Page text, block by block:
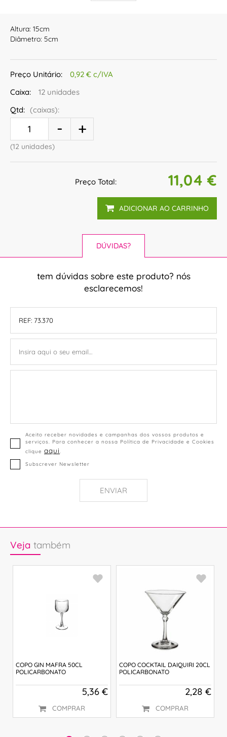
Altura: 15cm
Diâmetro: 5cm
Preço Unitário:
0,92 € c/IVA
Caixa:
12 unidades
Qtd: (caixas):
(12 unidades)
Preço Total: 11,04 €
ADICIONAR AO CARRINHO
DÚVIDAS?
tem dúvidas sobre este produto? nós
esclarecemos!
Aceito receber novidades e campanhas dos vossos produtos e
serviços. Para conhecer a nossa Política de Privacidade e Cookies
clique aqui.
Subscrever Newsletter
ENVIAR
Veja também
COPO GIN MAFRA 50CL
POLICARBONATO
5,36 €
COMPRAR
COPO COCKTAIL DAIQUIRI 20CL
POLICARBONATO
2,28 €
COMPRAR